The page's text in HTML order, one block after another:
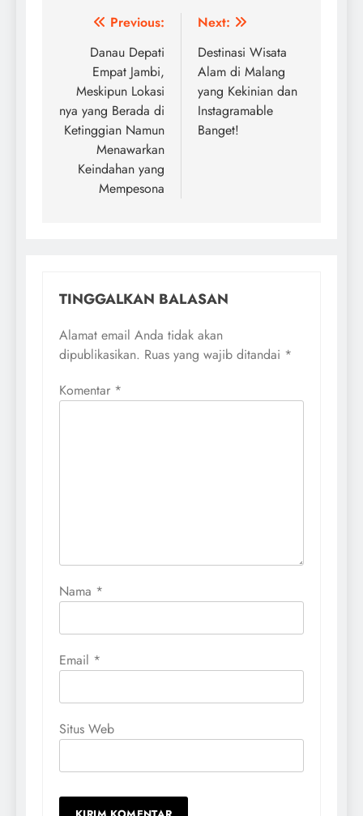
NavigasiPrevious:
Danau Depati
Empat Jambi,
Meskipun Lokasi
nya yang Berada di
Ketinggian Namun
Menawarkan
Keindahan yang
Mempesona
Next:
Destinasi Wisata
Alam di Malang
yang Kekinian dan
Instagramable
Banget!
TINGGALKAN BALASAN
Alamat email Anda tidak akan
dipublikasikan. Ruas yang wajib ditandai *
Komentar *
Nama *
Email *
Situs Web